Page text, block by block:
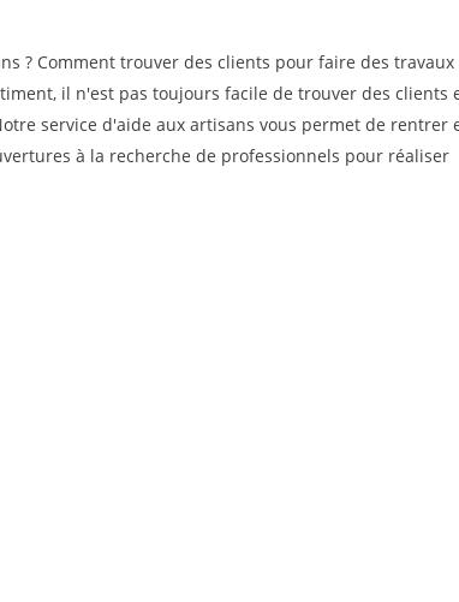
? Comment trouver des clients pour faire des travaux
il n'est pas toujours facile de trouver des clients
service d'aide aux artisans vous permet de rentrer
à la recherche de professionnels pour réaliser